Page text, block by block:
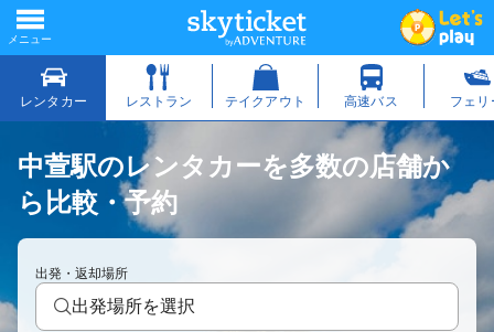
中萱駅のレンタカーを多数の店舗か
ら比較・予約
出発・返却場所
出発場所を選択